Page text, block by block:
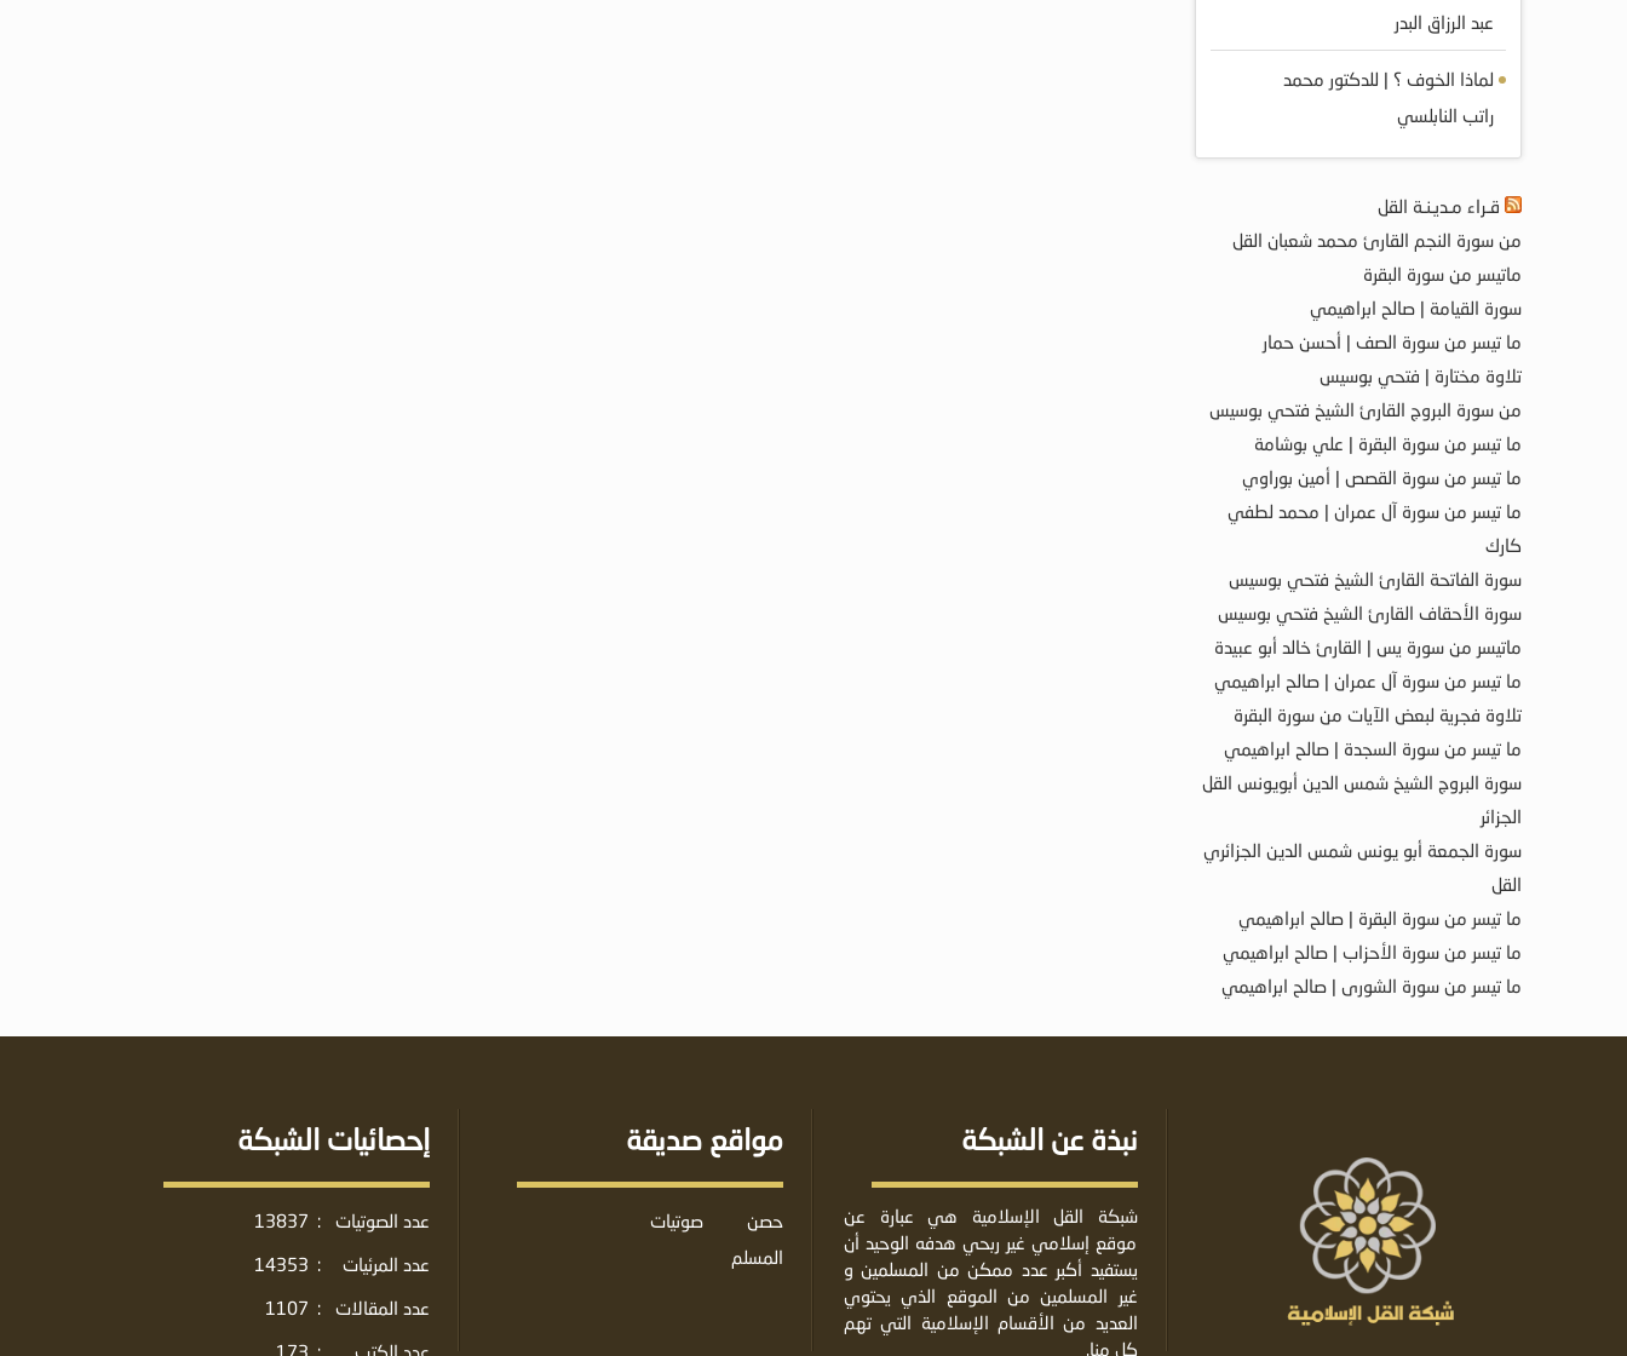
عبد الرزاق البدر
لماذا الخوف ؟ | للدكتور محمد
راتب النابلسي
قـراء مـديـنـة القل
من سورة النجم القارئ محمد شعبان القل
ماتيسر من سورة البقرة
سورة القيامة | صالح ابراهيمي
ما تيسر من سورة الصف | أحسن حمار
تلاوة مختارة | فتحي بوسيس
من سورة البروج القارئ الشيخ فتحي بوسيس
ما تيسر من سورة البقرة | علي بوشامة
ما تيسر من سورة القصص | أمين بوراوي
ما تيسر من سورة آل عمران | محمد لطفي
كارك
سورة الفاتحة القارئ الشيخ فتحي بوسيس
سورة الأحقاف القارئ الشيخ فتحي بوسيس
ماتيسر من سورة يس | القارئ خالد أبو عبيدة
ما تيسر من سورة آل عمران | صالح ابراهيمي
تلاوة فجرية لبعض الآيات من سورة البقرة
ما تيسر من سورة السجدة | صالح ابراهيمي
سورة البروج الشيخ شمس الدين أبويونس القل
الجزائر
سورة الجمعة أبو يونس شمس الدين الجزائري
القل
ما تيسر من سورة البقرة | صالح ابراهيمي
ما تيسر من سورة الأحزاب | صالح ابراهيمي
ما تيسر من سورة الشورى | صالح ابراهيمي
نبذة عن الشبكة
شبكة القل الإسلامية هي عبارة عن
موقع إسلامي غير ربحي هدفه الوحيد أن
يستفيد أكبر عدد ممكن من المسلمين و
غير المسلمين من الموقع الذي يحتوي
العديد من الأقسام الإسلامية التي تهم
كل منا.
مواقع صديقة
حصن
المسلم
صوتيات
إحصائيات الشبكة
عدد الصوتيات :
13837
عدد المرئيات
:
14353
عدد المقالات
:
1107
عدد الكتب
:
173